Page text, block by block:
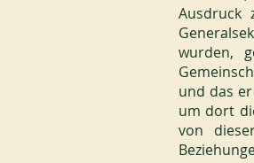
wurden,
und das
um dort
von